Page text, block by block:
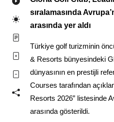
sıralamasında
arasında yer aldı
Türkiye golf turizminin
& Resorts bünyesindeki
dünyasının en prestijli
Courses tarafından
Resorts 2026” listesinde
arasında gösterildi.